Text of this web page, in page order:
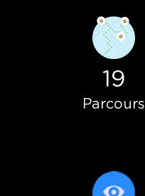
19
Parcours